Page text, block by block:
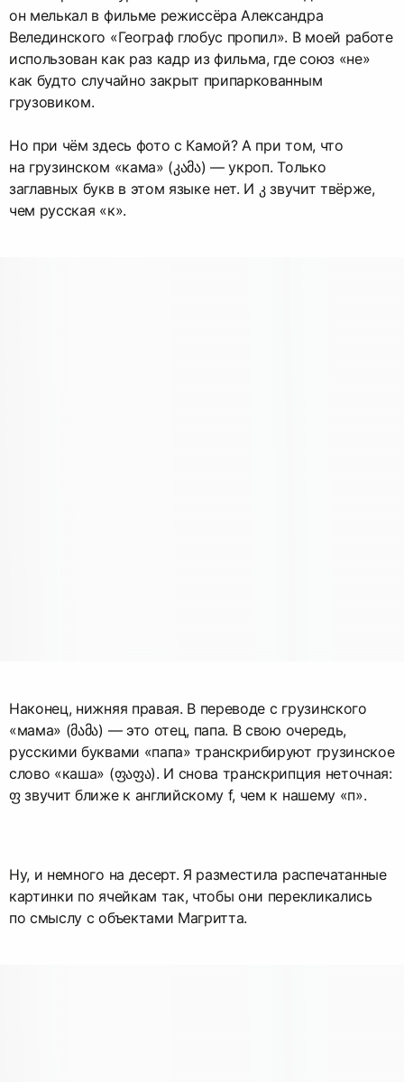
он мелькал в фильме режиссёра Александра
Велединского «Географ глобус пропил». В моей работе
использован как раз кадр из фильма, где союз «не»
как будто случайно закрыт припаркованным
грузовиком.
Но при чём здесь фото с Камой? А при том, что
на грузинском «кама» (კამა) — укроп. Только
заглавных букв в этом языке нет. И კ звучит твёрже,
чем русская «к».
Наконец, нижняя правая. В переводе с грузинского
«мама» (მამა) — это отец, папа. В свою очередь,
русскими буквами «папа» транскрибируют грузинское
слово «каша» (ფაფა). И снова транскрипция неточная:
ფ звучит ближе к английскому f, чем к нашему «п».
Ну, и немного на десерт. Я разместила распечатанные
картинки по ячейкам так, чтобы они перекликались
по смыслу с объектами Магритта.